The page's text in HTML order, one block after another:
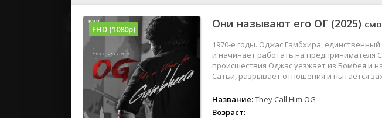
Они называют его ОГ (2025)
1970-е годы. Оджас Гамбхира,
и начинает работать на предпринимателя
происшествия Оджас уезжает из Бомбея и
Сатьи, разрывает отношения и пытается
Название:They Call Him OG
Возраст:
FHD (1080p)